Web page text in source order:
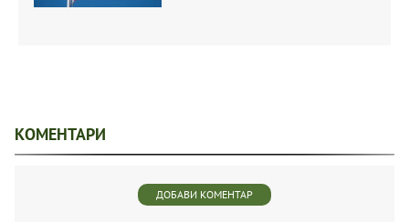
КОМЕНТАРИ
ДОБАВИ КОМЕНТАР